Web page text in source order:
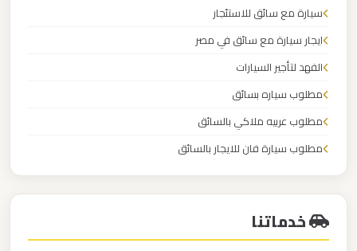
سيارة مع سائق للاستئجار
ايجار سيارة مع سائق في مصر
الفهد لتأجير السيارات
مطلوب سياره بسائق
مطلوب عربيه ملاكي بالسائق
مطلوب سيارة فان للايجار بالسائق
الكابتن لايجار السيارات
خدماتنا
القاهرة
ليموزين
الغردقة
ليموزين
مطار
العلمين
الجديدة